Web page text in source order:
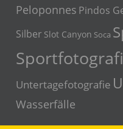
Peloponnes Pindos
Silber Slot Canyon Soca
Untertagefotografie
Wasserfälle